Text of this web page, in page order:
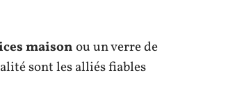
maisonou un verre de
sont les alliés fiables